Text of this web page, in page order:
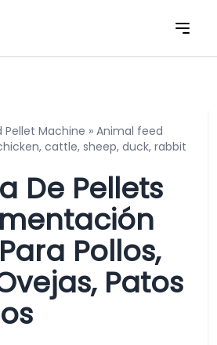
Pellet Machine » Animal feed
cattle, sheep, duck, rabbit
De Pellets
Pollos,
Patos